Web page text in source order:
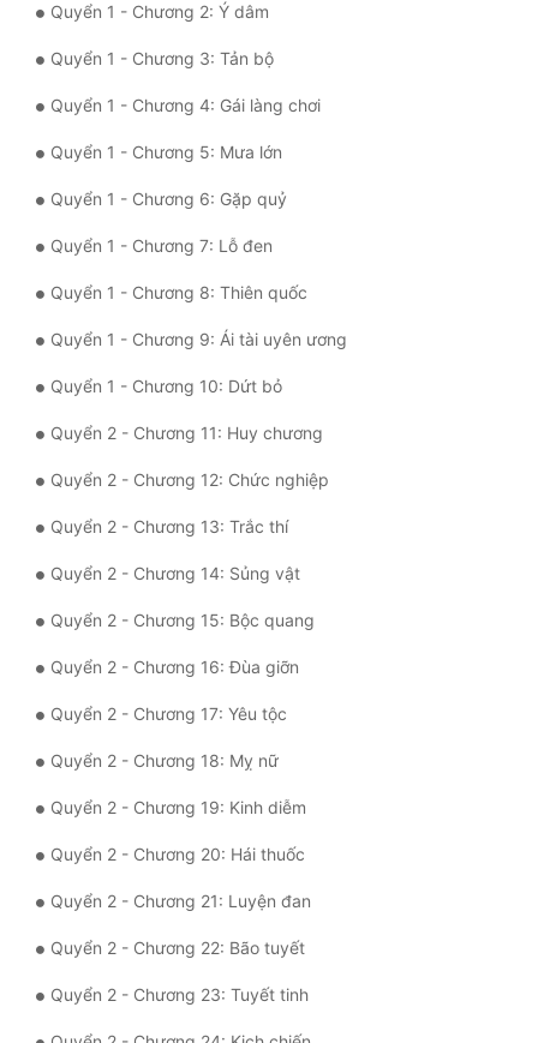
Mưu Mô
Mạt Thế
Mỹ Thực
Ngôn Tình
Ngược
Nữ Cường
Nữ Phụ
Phong Thủy - Tâm Linh
Phương Tây
Phản Phái
Quan Trường
Sảng Văn
Quyển 1 - Chương 2: Ý dâm
Quyển 1 - Chương 3: Tản bộ
Quyển 1 - Chương 4: Gái làng chơi
Quyển 1 - Chương 5: Mưa lớn
Quyển 1 - Chương 6: Gặp quỷ
Quyển 1 - Chương 7: Lỗ đen
Quyển 1 - Chương 8: Thiên quốc
Quyển 1 - Chương 9: Ái tài uyên ương
Quyển 1 - Chương 10: Dứt bỏ
Quyển 2 - Chương 11: Huy chương
Quyển 2 - Chương 12: Chức nghiệp
Quyển 2 - Chương 13: Trắc thí
Quyển 2 - Chương 14: Sủng vật
Quyển 2 - Chương 15: Bộc quang
Quyển 2 - Chương 16: Đùa giỡn
Quyển 2 - Chương 17: Yêu tộc
Quyển 2 - Chương 18: Mỵ nữ
Quyển 2 - Chương 19: Kinh diễm
Quyển 2 - Chương 20: Hái thuốc
Quyển 2 - Chương 21: Luyện đan
Quyển 2 - Chương 22: Bão tuyết
Quyển 2 - Chương 23: Tuyết tinh